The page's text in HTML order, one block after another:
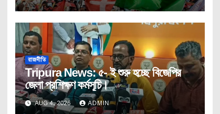
রাজনীতি
Tripura News: ৫- ই শুরু হচ্ছে বিজেপির
জেলা প্রশিক্ষণ কর্মসূচি।
AUG 4, 2026 ADMIN